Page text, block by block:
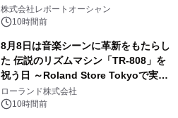
ー需要が成長を牽引
株式会社レポートオーシャン
10時間前
8月8日は音楽シーンに革新をもたらし
た 伝説のリズムマシン「TR-808」を
祝う日 ～Roland Store Tokyoで実機
を展示しての 記念キャンペーンを開
催 英国ラジオ「NTS」の 特別プログ
ローランド株式会社
10時間前